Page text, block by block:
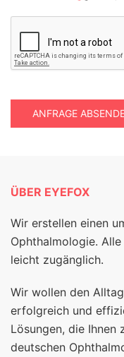
ANFRAGE
ÜBER EYEFOX
Wir erstellen einen
Ophthalmologie.
leicht zugänglich.
Wir wollen den
erfolgreich und
Lösungen, die Ihnen
deutschen